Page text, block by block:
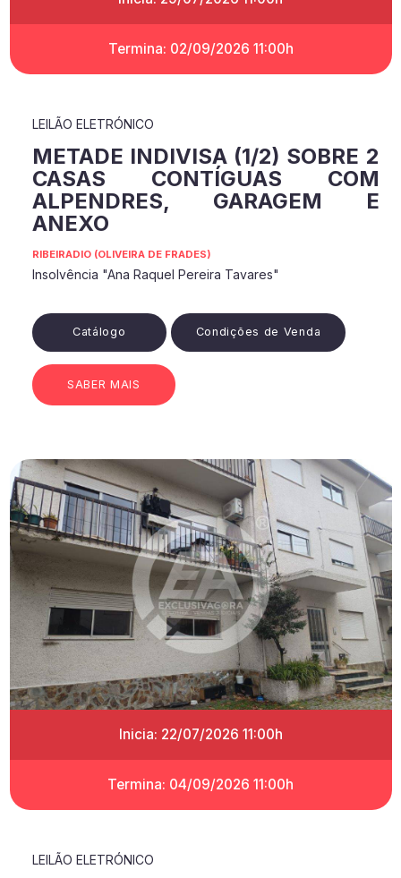
Termina: 02/09/2026 11:00h
LEILÃO ELETRÓNICO
METADE INDIVISA (1/2) SOBRE 2
CASAS CONTÍGUAS COM
ALPENDRES, GARAGEM E
ANEXO
RIBEIRADIO (OLIVEIRA DE FRADES)
Insolvência "Ana Raquel Pereira Tavares"
Catálogo Condições de Venda
SABER MAIS
Inicia: 22/07/2026 11:00h
Termina: 04/09/2026 11:00h
LEILÃO ELETRÓNICO